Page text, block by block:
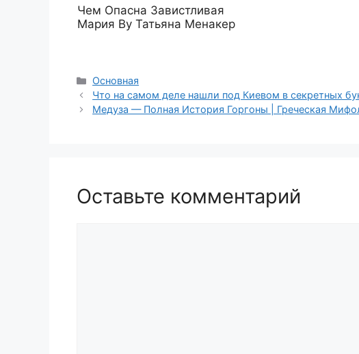
Чем Опасна Завистливая
Мария By Татьяна Менакер
Рубрики
Основная
Что на самом деле нашли под Киевом в секретных
Медуза — Полная История Горгоны | Греческая
Оставьте комментарий